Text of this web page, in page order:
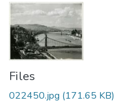
Files
022450.jpg (171.65 KB)